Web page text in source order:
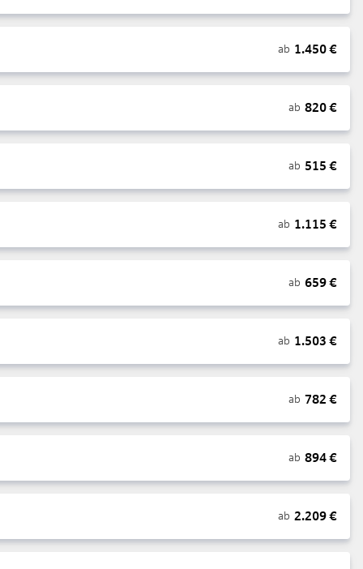
ab 1.450€
ab 820€
ab 515 €
ab 1.115 €
ab 659€
ab 1.503 €
ab 782 €
ab 894€
ab 2.209€